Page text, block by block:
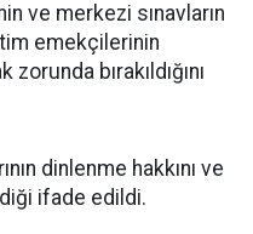
ve merkezi sınavların
emekçilerinin
bırakıldığını
dinlenme hakkını ve
ifade edildi.